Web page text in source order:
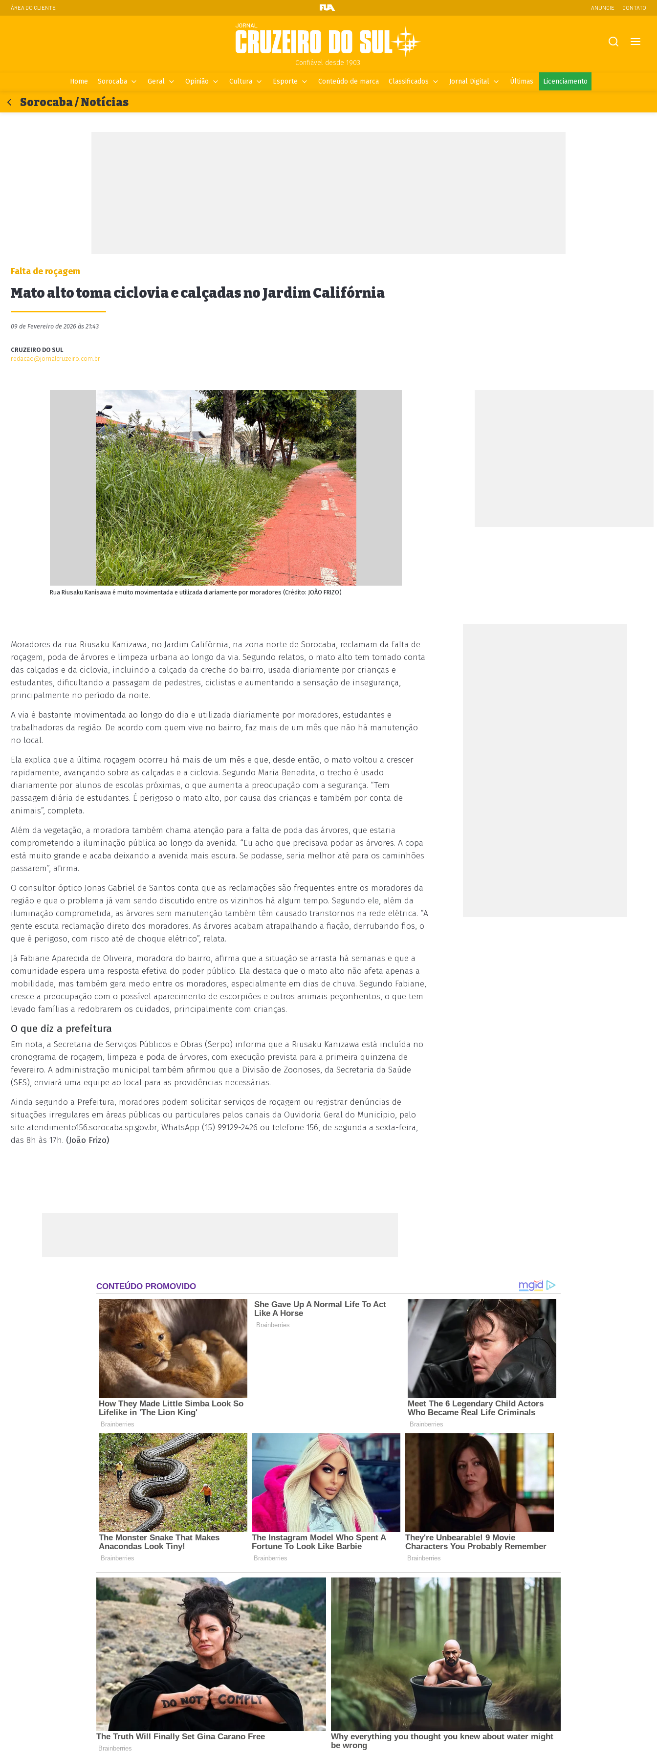
ÁREA DO CLIENTE ANUNCIE CONTATO
Confiável desde 1903.
Home Sorocaba Geral Opinião Cultura Esporte Conteúdo de marca Classificados Jornal Digital Últimas Licenciamento
Sorocaba / Notícias
Falta de roçagem
Mato alto toma ciclovia e calçadas no Jardim Califórnia
09 de Fevereiro de 2026 às 21:43
CRUZEIRO DO SUL
redacao@jornalcruzeiro.com.br
Rua Riusaku Kanisawa é muito movimentada e utilizada diariamente por moradores (Crédito: JOÃO FRIZO)
Moradores da rua Riusaku Kanizawa, no Jardim Califórnia, na zona norte de Sorocaba, reclamam da falta de
roçagem, poda de árvores e limpeza urbana ao longo da via. Segundo relatos, o mato alto tem tomado conta
das calçadas e da ciclovia, incluindo a calçada da creche do bairro, usada diariamente por crianças e
estudantes, dificultando a passagem de pedestres, ciclistas e aumentando a sensação de insegurança,
principalmente no período da noite.
A via é bastante movimentada ao longo do dia e utilizada diariamente por moradores, estudantes e
trabalhadores da região. De acordo com quem vive no bairro, faz mais de um mês que não há manutenção
no local.
Ela explica que a última roçagem ocorreu há mais de um mês e que, desde então, o mato voltou a crescer
rapidamente, avançando sobre as calçadas e a ciclovia. Segundo Maria Benedita, o trecho é usado
diariamente por alunos de escolas próximas, o que aumenta a preocupação com a segurança. “Tem
passagem diária de estudantes. É perigoso o mato alto, por causa das crianças e também por conta de
animais”, completa.
Além da vegetação, a moradora também chama atenção para a falta de poda das árvores, que estaria
comprometendo a iluminação pública ao longo da avenida. “Eu acho que precisava podar as árvores. A copa
está muito grande e acaba deixando a avenida mais escura. Se podasse, seria melhor até para os caminhões
passarem”, afirma.
O consultor óptico Jonas Gabriel de Santos conta que as reclamações são frequentes entre os moradores da
região e que o problema já vem sendo discutido entre os vizinhos há algum tempo. Segundo ele, além da
iluminação comprometida, as árvores sem manutenção também têm causado transtornos na rede elétrica. “A
gente escuta reclamação direto dos moradores. As árvores acabam atrapalhando a fiação, derrubando fios, o
que é perigoso, com risco até de choque elétrico”, relata.
Já Fabiane Aparecida de Oliveira, moradora do bairro, afirma que a situação se arrasta há semanas e que a
comunidade espera uma resposta efetiva do poder público. Ela destaca que o mato alto não afeta apenas a
mobilidade, mas também gera medo entre os moradores, especialmente em dias de chuva. Segundo Fabiane,
cresce a preocupação com o possível aparecimento de escorpiões e outros animais peçonhentos, o que tem
levado famílias a redobrarem os cuidados, principalmente com crianças.
O que diz a prefeitura
Em nota, a Secretaria de Serviços Públicos e Obras (Serpo) informa que a Riusaku Kanizawa está incluída no
cronograma de roçagem, limpeza e poda de árvores, com execução prevista para a primeira quinzena de
fevereiro. A administração municipal também afirmou que a Divisão de Zoonoses, da Secretaria da Saúde
(SES), enviará uma equipe ao local para as providências necessárias.
Ainda segundo a Prefeitura, moradores podem solicitar serviços de roçagem ou registrar denúncias de
situações irregulares em áreas públicas ou particulares pelos canais da Ouvidoria Geral do Município, pelo
site atendimento156.sorocaba.sp.gov.br, WhatsApp (15) 99129-2426 ou telefone 156, de segunda a sexta-feira,
das 8h às 17h. (João Frizo)